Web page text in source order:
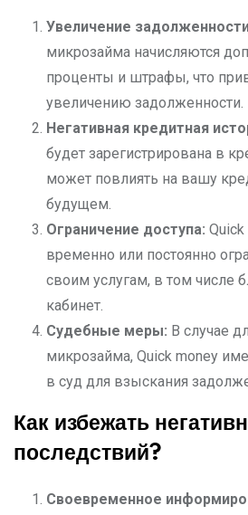
Увеличение
микрозайма начисляются
проценты и штрафы, что
увеличению задолженности.
Негативная кредитная
будет зарегистрирована в
может повлиять на вашу
будущем.
Ограничение доступа:
временно или постоянно
своим услугам, в том числе
кабинет.
Судебные меры: В случае
микрозайма, Quick money
в суд для взыскания
Как избежать
последствий?
Своевременное